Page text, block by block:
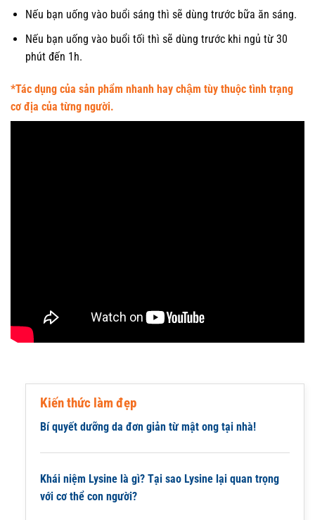
Nếu bạn uống vào buổi sáng thì sẽ dùng trước bữa ăn sáng.
Nếu bạn uống vào buổi tối thì sẽ dùng trước khi ngủ từ 30
phút đến 1h.
*Tác dụng của sản phẩm nhanh hay chậm tùy thuộc tình trạng
cơ địa của từng người.
Kiến thức làm đẹp
Bí quyết dưỡng da đơn giản từ mật ong tại nhà!
Khái niệm Lysine là gì? Tại sao Lysine lại quan trọng
với cơ thể con người?